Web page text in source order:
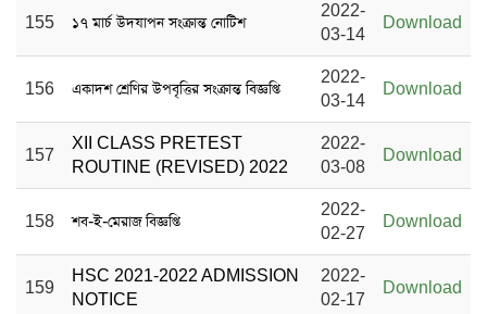
155 ১৭ মার্চ উদযাপন সংক্রান্ত নোটিশ
2022-
03-14
Download
156 একাদশ শ্রেণির উপবৃত্তির সংক্রান্ত বিজ্ঞপ্তি
2022-
03-14
Download
157
XII CLASS PRETEST
ROUTINE (REVISED) 2022
2022-
03-08
Download
158 শব-ই-মেরাজ বিজ্ঞপ্তি
2022-
02-27
Download
159
HSC 2021-2022 ADMISSION
NOTICE
2022-
02-17
Download